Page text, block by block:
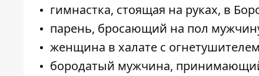
гимнастка, стоящая на руках, в
парень, бросающий на пол
женщина в халате с
бородатый мужчина,